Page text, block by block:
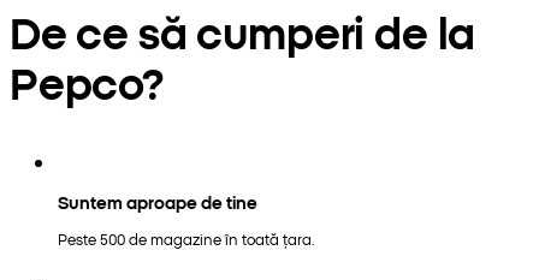
De ce să cumperi de la
Pepco?
Suntem aproape de tine
Peste 500 de magazine în toată țara.